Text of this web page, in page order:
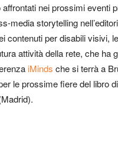
nei prossimi eventi
media storytelling
contenuti per disabili visivi,
attività della rete, che ha
iMinds che si terrà a
le prossime fiere del libro